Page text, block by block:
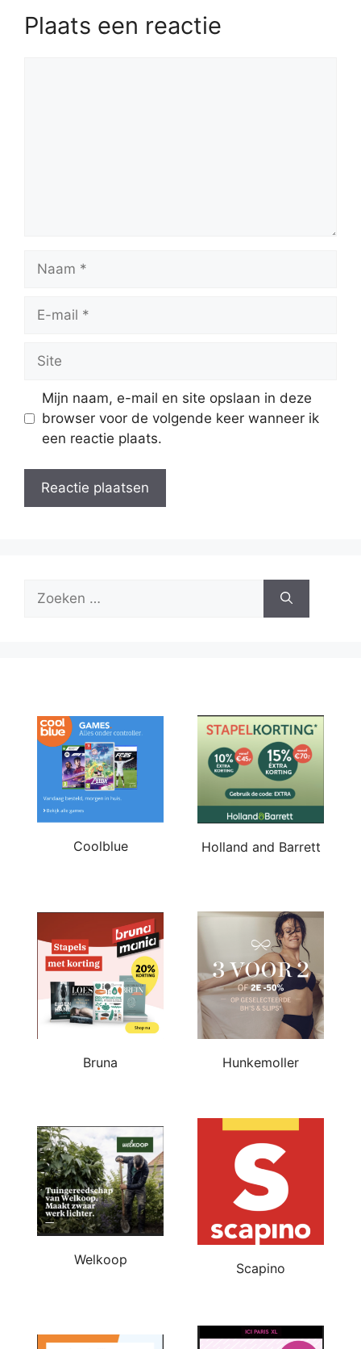
Plaats een reactie
mail
Mijn naam, e-mail en site opslaan in deze
browser voor de volgende keer wanneer ik
een reactie plaats.
Zoek
Coolblue Holland and Barrett
Bruna Hunkemoller
Welkoop
Scapino